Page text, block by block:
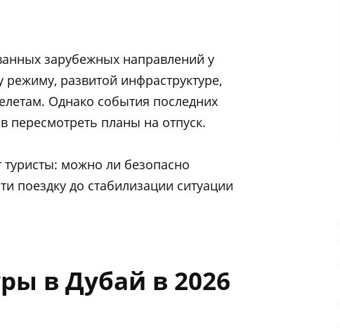
зарубежных направлений у
режиму, развитой инфраструктуре,
Однако события последних
пересмотреть планы на отпуск.
можно ли безопасно
поездку до стабилизации ситуации
в Дубай в 2026